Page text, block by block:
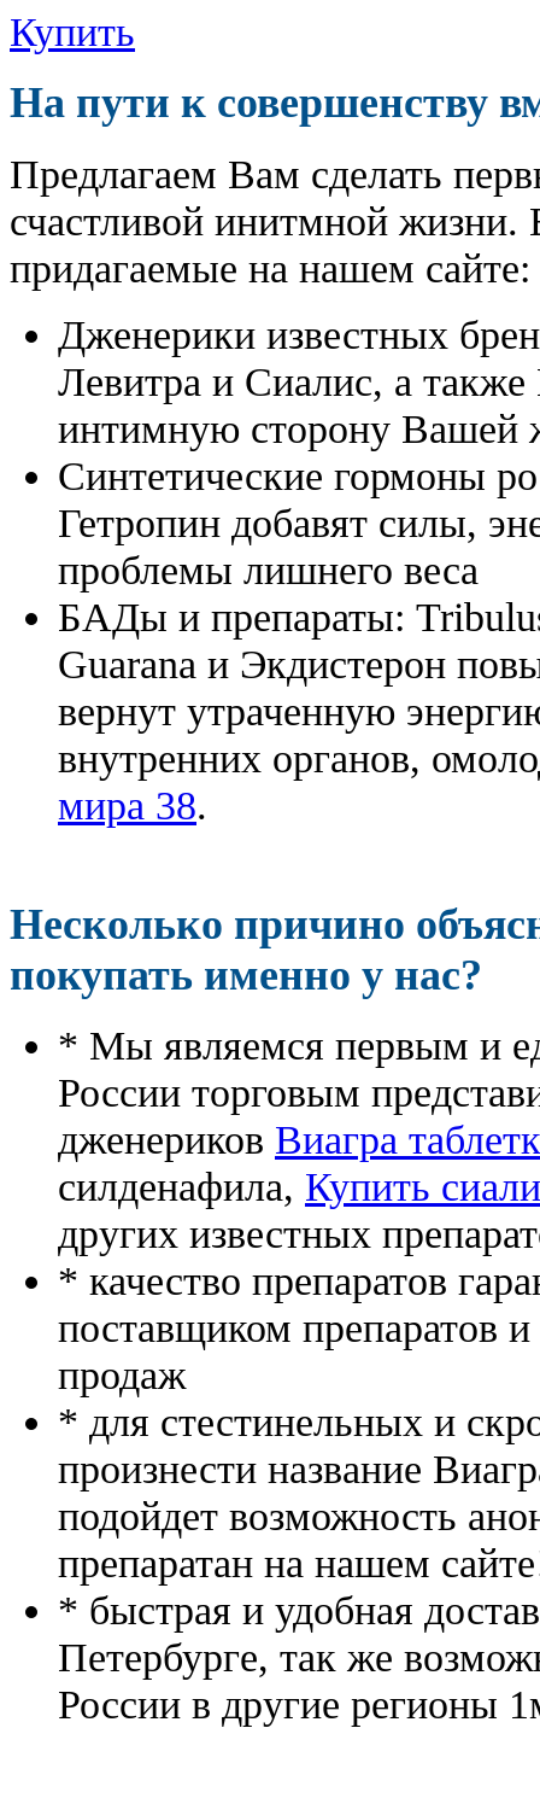
Купить
На пути к совершенству
Предлагаем Вам сделать
счастливой инитмной жизни.
придагаемые на нашем сайте:
Дженерики известных
Левитра и Сиалис, а
интимную сторону Вашей
Синтетические гормоны
Гетропин добавят силы,
проблемы лишнего веса
БАДы и препараты:
Guarana и Экдистерон
вернут утраченную
внутренних органов,
мира 38.
Несколько причино
покупать именно у нас?
* Мы являемся первым и
России торговым
дженериков Виагра
силденафила, Купить
других известных
* качество препаратов
поставщиком препаратов
продаж
* для стестинельных и
произнести название
подойдет возможность
препаратан на нашем
* быстрая и удобная
Петербурге, так же
России в другие регионы